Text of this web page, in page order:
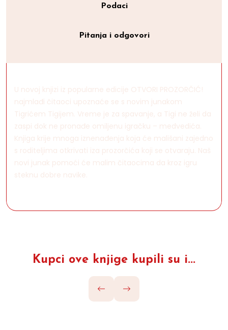
Podaci
Pitanja i odgovori
U novoj knjizi iz popularne edicije OTVORI PROZORČIĆ!
najmlađi čitaoci upoznaće se s novim junakom
Tigrićem Tigijem. Vreme je za spavanje, a Tigi ne želi da
zaspi dok ne pronađe omiljenu igračku – medvedića.
Knjiga krije mnoga iznenađenja koja će mališani zajedno
s roditeljima otkrivati iza prozorčića koji se otvaraju. Naš
novi junak pomoći će malim čitaocima da kroz igru
steknu dobre navike.
Kupci ove knjige kupili su i...